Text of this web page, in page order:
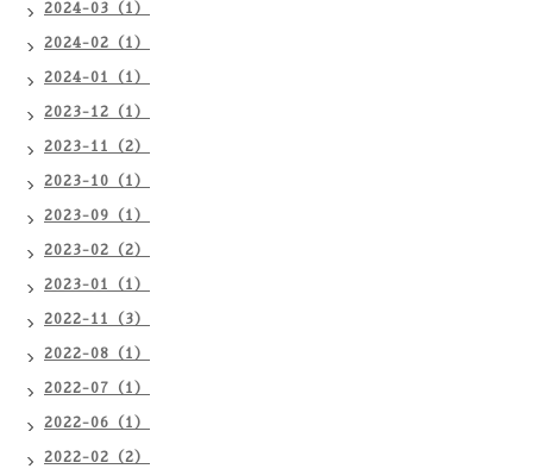
2024-03（1）
2024-02（1）
2024-01（1）
2023-12（1）
2023-11（2）
2023-10（1）
2023-09（1）
2023-02（2）
2023-01（1）
2022-11（3）
2022-08（1）
2022-07（1）
2022-06（1）
2022-02（2）